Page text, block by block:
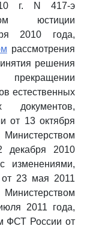
г. N 417-э
юстиции
2010 года,
рассмотрения
решения
естественных
от 13 октября
декабря 2010
изменениями,
23 мая 2011
2011 года,
ФСТ России от